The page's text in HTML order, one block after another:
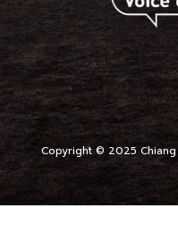
Copyright © 2025